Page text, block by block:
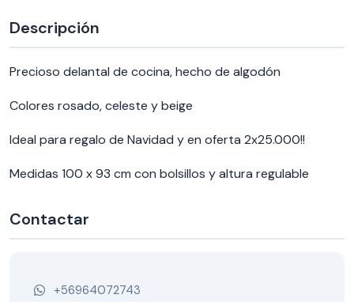
Descripción
Precioso delantal de cocina, hecho de algodón
Colores rosado, celeste y beige
Ideal para regalo de Navidad y en oferta 2x25.000!!
Medidas 100 x 93 cm con bolsillos y altura regulable
Contactar
+56964072743